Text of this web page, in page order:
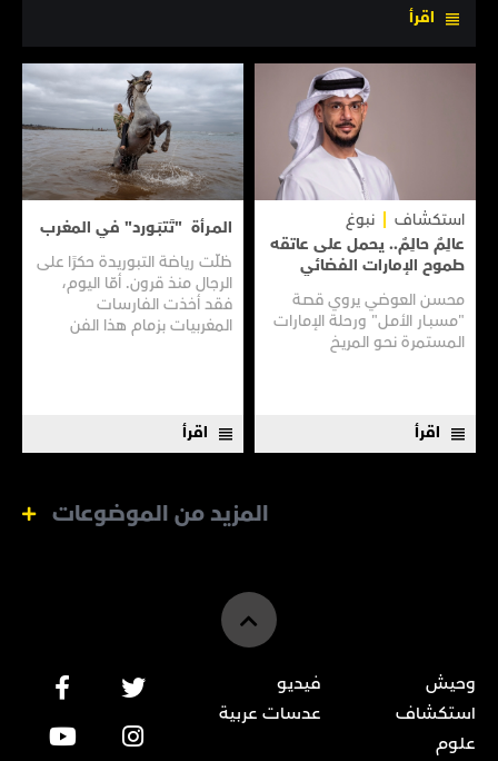
اقرأ
استكشاف
نبوغ
عالِمٌ حالِمٌ.. يحمل على عاتقه
طموح الإمارات الفضائي
محسن العوضي يروي قصـة
"مسبـار الأمـل" ورحلة الإمارات
المستمرة نحـو المريـخ
اقرأ
المـرأة "تَتبَـورد" في المغرب
ظلّت رياضة التبوريدة حكرًا على
الرجال منذ قرون. أمّا اليوم،
فقد أخذت الفارسات
المغربيات بزمام هذا الفن
اقرأ
المزيد من الموضوعات
وحيش
استكشاف
علوم
فيديو
عدسات عربية